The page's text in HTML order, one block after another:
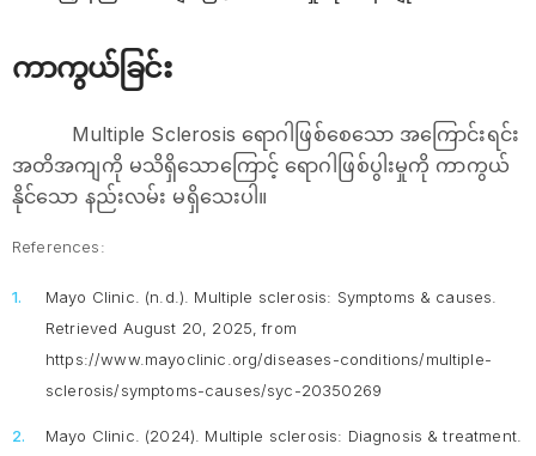
ကာကွယ်ခြင်း
Multiple Sclerosis ရောဂါဖြစ်စေသော အကြောင်းရင်း
အတိအကျကို မသိရှိသောကြောင့် ရောဂါဖြစ်ပွါးမှုကို ကာကွယ်
နိုင်သော နည်းလမ်း မရှိသေးပါ။
References:
Mayo Clinic. (n.d.). Multiple sclerosis: Symptoms & causes.
Retrieved August 20, 2025, from
https://www.mayoclinic.org/diseases-conditions/multiple-
sclerosis/symptoms-causes/syc-20350269
Mayo Clinic. (2024). Multiple sclerosis: Diagnosis & treatment.